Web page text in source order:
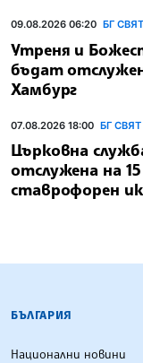
09.08.2026 06:20 БГ СВЯТ
Утреня и
бъдат
Хамбург
07.08.2026 18:00 БГ СВЯТ
Църковна
отслужена на
ставрофорен
БЪЛГАРСКА
БЪЛГАРИЯ
Национални новини